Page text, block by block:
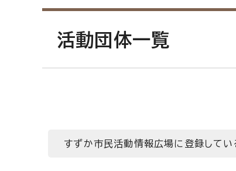
活動団体一覧
すずか市民活動情報広場に登録してい